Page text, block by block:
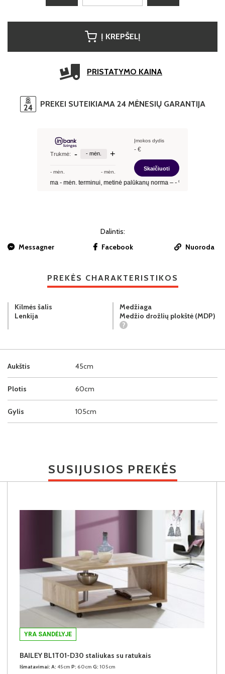
Į KREPŠELĮ
PRISTATYMO KAINA
PREKEI SUTEIKIAMA 24 MĖNESIŲ GARANTIJA
Dalintis:
Messagner
Facebook Nuoroda
PREKĖS CHARAKTERISTIKOS
Aukštis 45cm
Plotis 60cm
Gylis 105cm
Kilmės šalis
Lenkija
Medžiaga
Medžio drožlių plokštė (MDP)
?
SUSIJUSIOS PREKĖS
YRA SANDĖLYJE
BAILEY BL1T01-D30 staliukas su ratukais
Išmatavimai: A: 45cm P: 60cm G: 105cm